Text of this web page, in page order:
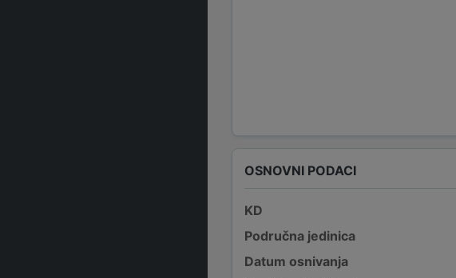
OSNOVNI PODACI
KD
Područna jedinica
Datum osnivanja